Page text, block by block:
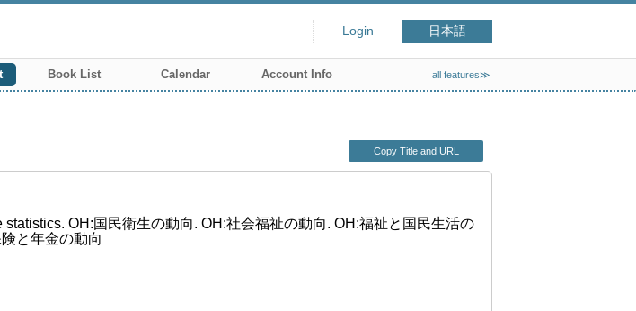
Login 日本語
Book List Calendar Account Info all features≫
Copy Title and URL
OH:国民衛生の動向. OH:社会福祉の動向. OH:福祉と国民生活の
と年金の動向